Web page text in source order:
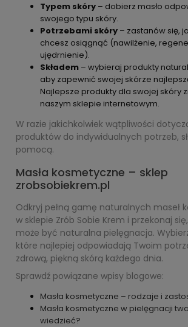
Typem skóry – dobierz masło
swojego typu skóry.
Potrzebami skóry – zastanów się,
chcesz osiągnąć (nawilżenie,
ujędrnienie).
Składem – wybieraj produkty
aby zapewnić swojej skórze
Najlepsze produkty dla swojej skóry
naszym sklepie internetowym.
W razie jakichkolwiek wątpliwości
produktów do indywidualnych potrzeb,
pomocą.
Masła kosmetyczne – sklep
zrobsobiekrem.pl
Odkryj pełną gamę naturalnych maseł
w sklepie Zrób Sobie Krem i przekonaj
może być naturalna pielęgnacja.
które najlepiej odpowiadają Twoim
zdrową, piękną skórą każdego dnia.
Sprawdź powiązane wpisy blogowe:
Masła kosmetyczne – rodzaje i
Masła kosmetyczne w pielęgnacji
wiedzieć?